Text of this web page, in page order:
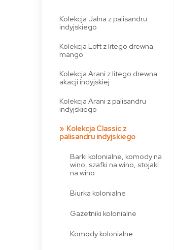
Kolekcja Jalna z palisandru
indyjskiego
Kolekcja Loft z litego drewna
mango
Kolekcja Arani z litego drewna
akacji indyjskiej
Kolekcja Arani z palisandru
indyjskiego
Kolekcja Classic z
palisandru indyjskiego
Barki kolonialne, komody na
wino, szafki na wino, stojaki
na wino
Biurka kolonialne
Gazetniki kolonialne
Komody kolonialne